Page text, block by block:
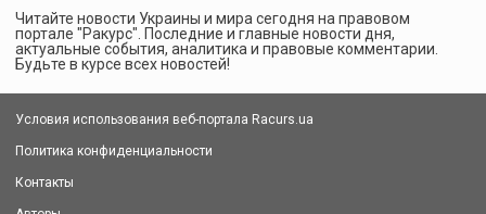
Читайте новости Украины и мира сегодня на правовом
портале "Ракурс". Последние и главные новости дня,
актуальные события, аналитика и правовые комментарии.
Будьте в курсе всех новостей!
Условия использования веб-портала Racurs.ua
Политика конфиденциальности
Контакты